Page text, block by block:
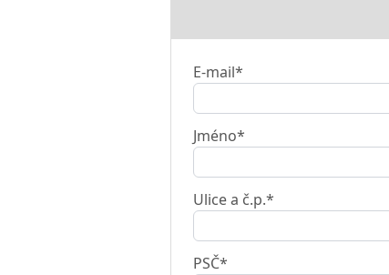
E-mail*
Jméno*
Ulice a č.p.*
PSČ*